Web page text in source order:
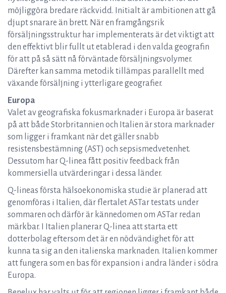
möjliggöra bredare räckvidd. Initialt är ambitionen att gå
djupt snarare än brett. När en framgångsrik
försäljningsstruktur har implementerats är det viktigt att
den effektivt blir fullt ut etablerad i den valda geografin
för att på så sätt nå förväntade försäljningsvolymer.
Därefter kan samma metodik tillämpas parallellt med
växande försäljning i ytterligare geografier.
Europa
Valet av geografiska fokusmarknader i Europa är baserat
på att både Storbritannien och Italien är stora marknader
som ligger i framkant när det gäller snabb
resistensbestämning (AST) och sepsismedvetenhet.
Dessutom har Q-linea fått positiv feedback från
kommersiella utvärderingar i dessa länder.
Q-lineas första hälsoekonomiska studie är planerad att
genomföras i Italien, där flertalet ASTar testats under
sommaren och därför är kännedomen om ASTar redan
märkbar. I Italien planerar Q-linea att starta ett
dotterbolag eftersom det är en nödvändighet för att
kunna ta sig an den italienska marknaden. Italien kommer
att fungera som en bas för expansion i andra länder i södra
Europa.